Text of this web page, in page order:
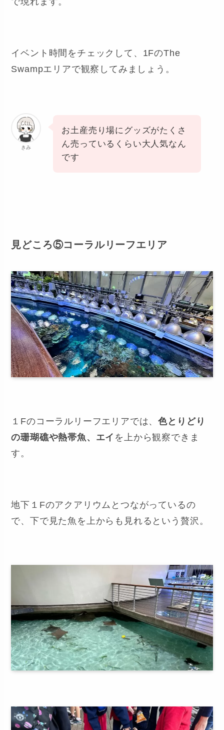
で現れます。
イベント時間をチェックして、1FのThe
Swampエリアで観察してみましょう。
お土産売り場にグッズがたくさ
ん売っているくらい大人気なん
です
見どころ⑤コーラルリーフエリア
１Fのコーラルリーフエリアでは、
色とりどり
の珊瑚礁や熱帯魚、エイ を上から観察できま
す。
地下１Fのアクアリウムとつながっているの
で、下で見た魚を上からも見れるという贅沢。